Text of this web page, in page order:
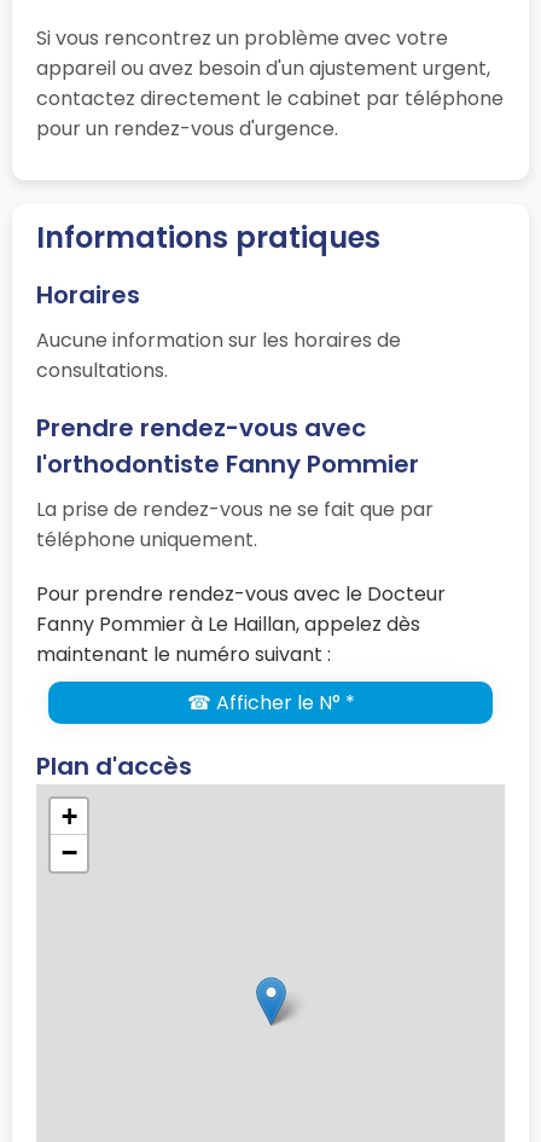
Si vous rencontrez un problème avec votre
appareil ou avez besoin d'un ajustement urgent,
contactez directement le cabinet par téléphone
pour un rendez-vous d'urgence.
Informations pratiques
Horaires
Aucune information sur les horaires de
consultations.
Prendre rendez-vous avec
l'orthodontiste Fanny Pommier
La prise de rendez-vous ne se fait que par
téléphone uniquement.
Pour prendre rendez-vous avec le Docteur
Fanny Pommier à Le Haillan, appelez dès
maintenant le numéro suivant :
☎ Afficher le N° *
Plan d'accès
+
−